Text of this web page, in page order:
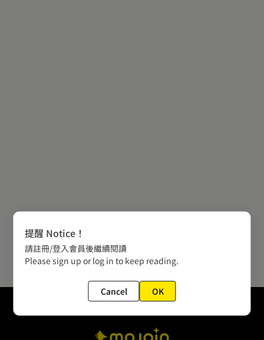
提醒 Notice！
請註冊/登入會員後繼續閱讀
Please sign up or log in to keep reading.
Cancel OK